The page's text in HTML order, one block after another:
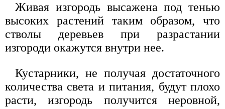
Живая изгородь высажена под тенью
высоких растений таким образом, что
стволы деревьев при разрастании
изгороди окажутся внутри нее.
Кустарники, не получая достаточного
количества света и питания, будут плохо
расти, изгородь получится неровной,